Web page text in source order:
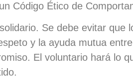
Código Ético de
Se debe evitar que
y la ayuda mutua
El voluntario hará lo